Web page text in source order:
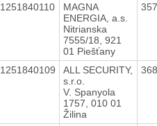
1251840110
MAGNA
ENERGIA, a.s.
Nitrianska
7555/18, 921
01 Piešťany
1251840109
ALL SECURITY,
s.r.o.
V. Spanyola
1757, 010 01
Žilina